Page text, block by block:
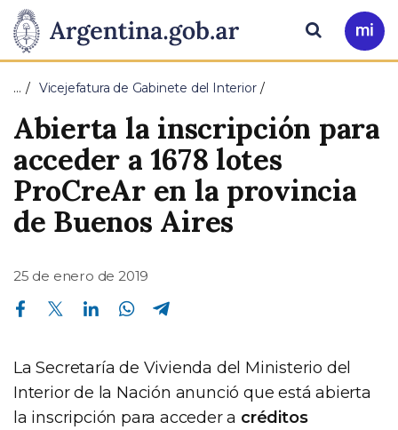
Presidencia
de
Nación
Pasar al contenido principal
Ir
a
Buscar
… Vicejefatura de Gabinete del Interior
Abierta la inscripción para
acceder a 1678 lotes
ProCreAr en la provincia
de Buenos Aires
25 de enero de 2019
Compartir en Facebook Compartir en Twitter Compartir en Linkedin Compartir en Whatsapp
La Secretaría de Vivienda del Ministerio del
Interior de la Nación anunció que está abierta
la inscripción para acceder a créditos